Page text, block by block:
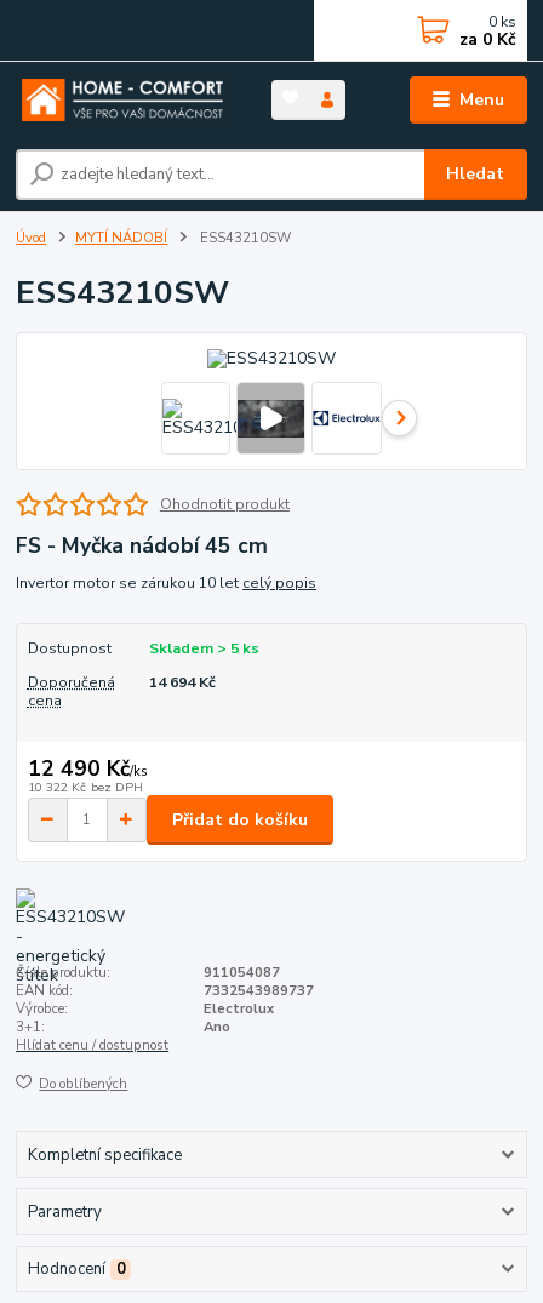
Menu
Hledat
0 ks
za 0 Kč
Úvod MYTÍ NÁDOBÍ ESS43210SW
ESS43210SW
Ohodnotit produkt
FS - Myčka nádobí 45 cm
Invertor motor se zárukou 10 let celý popis
Dostupnost
Skladem > 5 ks
Doporučená
cena
14 694 Kč
12 490 Kč/ks
10 322 Kč bez DPH
Přidat do košíku
Číslo produktu:
911054087
EAN kód:
7332543989737
Výrobce:
Electrolux
3+1:
Ano
Hlídat cenu / dostupnost
Do oblíbených
Kompletní specifikace
Parametry
Hodnocení 0